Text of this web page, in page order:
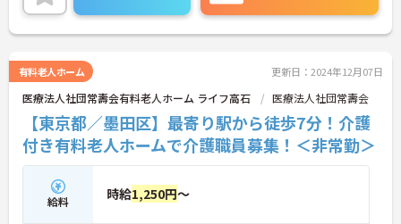
有料老人ホーム 更新日：2024年12月07日
医療法人社団常壽会有料老人ホーム ライフ高石 医療法人社団常壽会
【東京都／墨田区】最寄り駅から徒歩7分！介護
付き有料老人ホームで介護職員募集！＜非常勤＞
給料 時給1,250円～